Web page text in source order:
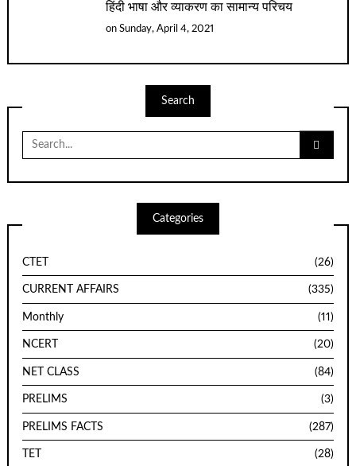
हिंदी भाषा और व्याकरण का सामान्य परिचय
onSunday, April 4, 2021
Search
for:
Categories
CTET (26)
CURRENT AFFAIRS (335)
Monthly (11)
NCERT (20)
NET CLASS (84)
PRELIMS (3)
PRELIMS FACTS (287)
TET (28)